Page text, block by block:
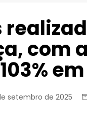
com
setembro de 2025